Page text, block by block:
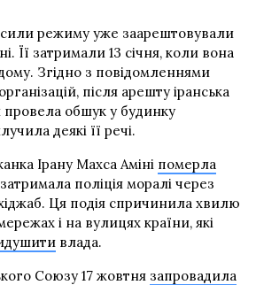
сили режиму уже заарештовували
Її затримали 13 січня, коли вона
Згідно з повідомленнями
після арешту іранська
обшук у будинку
деякі її речі.
Ірану Махса Аміні померла
затримала поліція моралі через
Ця подія спричинила хвилю
і на вулицях країни, які
влада.
Союзу 17 жовтня запровадила